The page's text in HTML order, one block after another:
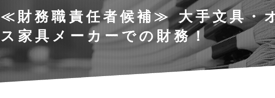
≪財務職責任者候補≫ 大手文具・
ス家具メーカーでの財務！